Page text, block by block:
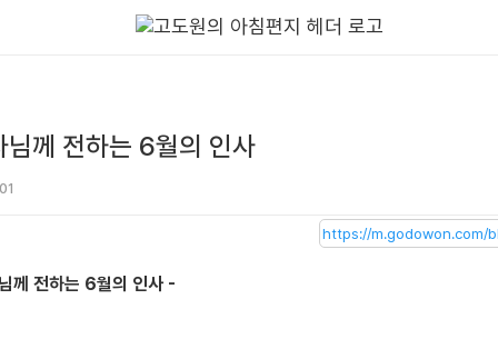
님께 전하는 6월의 인사
께 전하는 6월의 인사 -